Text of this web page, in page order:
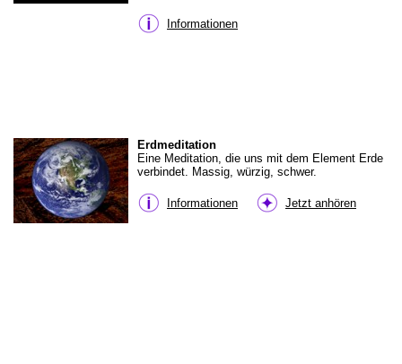
Informationen
Erdmeditation
Eine Meditation, die uns mit dem Element Erde
verbindet. Massig, würzig, schwer.
Informationen Jetzt anhören